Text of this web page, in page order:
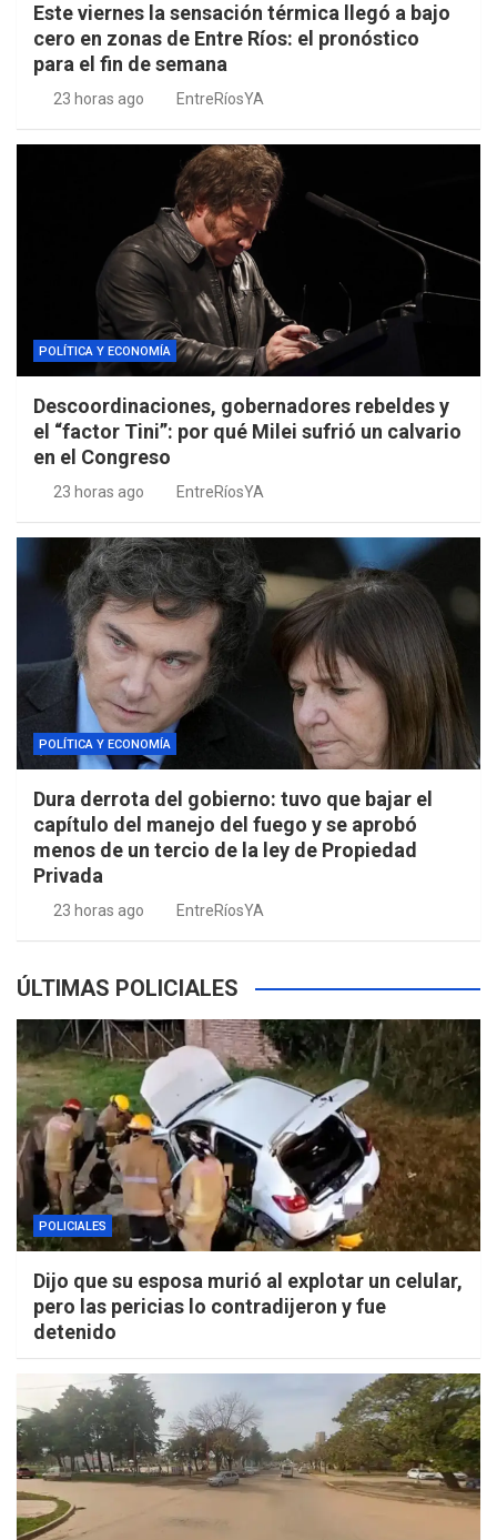
Este viernes la sensación térmica llegó a bajo
cero en zonas de Entre Ríos: el pronóstico
para el fin de semana
23 horas ago EntreRíosYA
POLÍTICA Y ECONOMÍA
Descoordinaciones, gobernadores rebeldes y
el “factor Tini”: por qué Milei sufrió un calvario
en el Congreso
23 horas ago EntreRíosYA
POLÍTICA Y ECONOMÍA
Dura derrota del gobierno: tuvo que bajar el
capítulo del manejo del fuego y se aprobó
menos de un tercio de la ley de Propiedad
Privada
23 horas ago EntreRíosYA
ÚLTIMAS POLICIALES
POLICIALES
Dijo que su esposa murió al explotar un celular,
pero las pericias lo contradijeron y fue
detenido